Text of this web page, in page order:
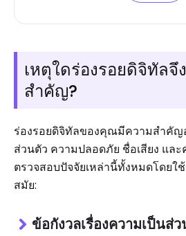
เหตุใดร่องรอยดิจิทัลจึ
สำคัญ?
ร่องรอยดิจิทัลของคุณมีความสำคัญ
ส่วนตัว ความปลอดภัย ชื่อเสียง และ
ตรวจสอบปัจจัยเหล่านี้ทั้งหมดโดย
สมัย:
ข้อกังวลเรื่องความเป็นส่